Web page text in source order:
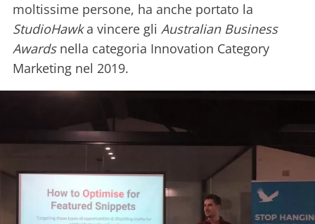
moltissime persone, ha anche portato la
StudioHawka vincere gli Australian Business
Awardsnella categoria Innovation Category
Marketing nel 2019.